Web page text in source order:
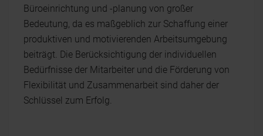
Büroeinrichtung und -planung von großer
Bedeutung, da es maßgeblich zur Schaffung einer
produktiven und motivierenden Arbeitsumgebung
beiträgt. Die Berücksichtigung der individuellen
Bedürfnisse der Mitarbeiter und die Förderung von
Flexibilität und Zusammenarbeit sind daher der
Schlüssel zum Erfolg.